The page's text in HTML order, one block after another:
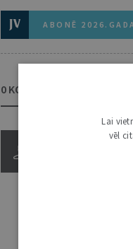
ABONĒ
0 KOMENTĀRI
Lai
vēl